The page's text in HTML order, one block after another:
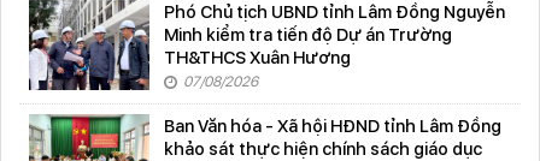
Phó Chủ tịch UBND tỉnh Lâm Đồng Nguyễn
Minh kiểm tra tiến độ Dự án Trường
TH&THCS Xuân Hương
07/08/2026
Ban Văn hóa - Xã hội HĐND tỉnh Lâm Đồng
khảo sát thực hiện chính sách giáo dục